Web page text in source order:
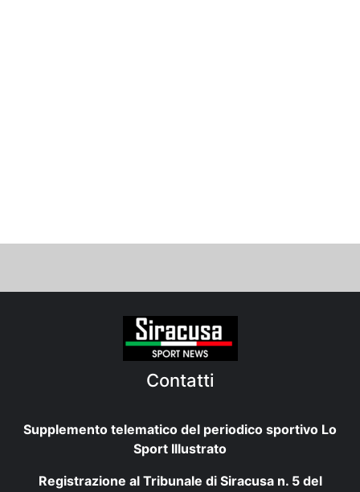
Contatti
Supplemento telematico del periodico sportivo Lo
Sport Illustrato
Registrazione al Tribunale di Siracusa n. 5 del